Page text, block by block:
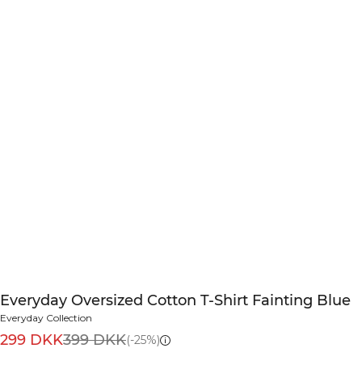
Everyday Oversized Cotton T-Shirt Fainting Blue
Everyday Collection
299 DKK399 DKK(-25%)